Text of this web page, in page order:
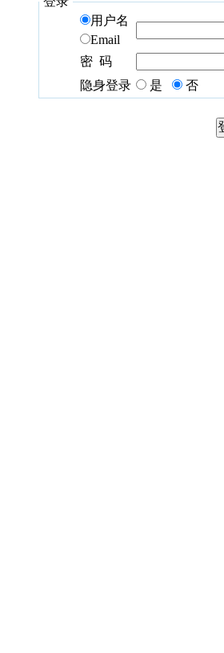
用户名
Email
密 码
隐身登录
是 否